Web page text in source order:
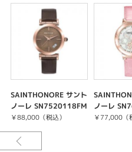
SAINTHONORE
SS(29mm)
SSブレス
3気圧防水
クォーツ
１８８５年以来、サントノーレは名
SAINTHONORE サント
ノーレ SN7520118FM
IR
￥88,000（税込）
ノーレ
ID
￥77,000（